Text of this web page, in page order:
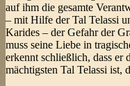
auf ihm die gesamte
– mit Hilfe der Tal Telassi
Karides – der Gefahr der
muss seine Liebe in
erkennt schließlich, dass er
mächtigsten Tal Telassi ist,